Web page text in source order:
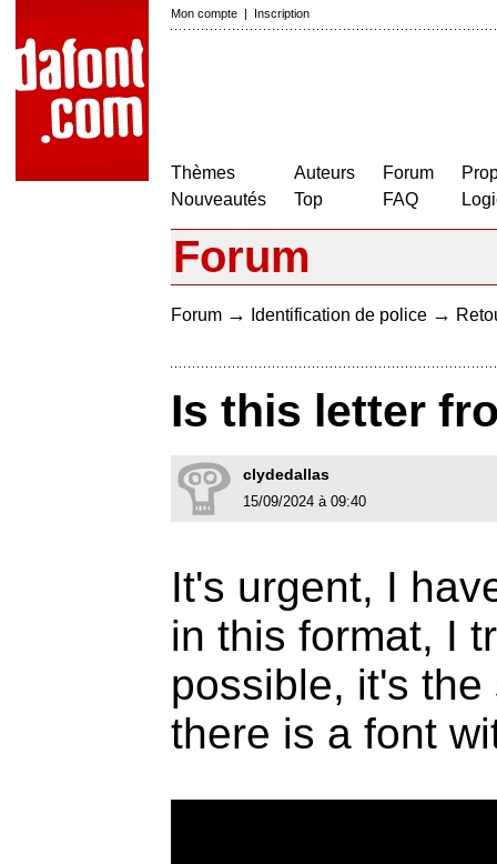
Mon compte | Inscription
Thèmes
Nouveautés
Auteurs
Top
Forum
FAQ
Forum
Forum → Identification de police →
Is this letter
clydedallas
15/09/2024 à 09:40
It's urgent, I
in this format, I
possible, it's
there is a font